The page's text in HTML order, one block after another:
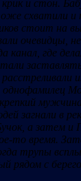
и стон.
схватили и
стоит на
очевидцы,
канал, где
расстреливали
крепкий
загнали в
а затем и
то время.
трупы
рядом с